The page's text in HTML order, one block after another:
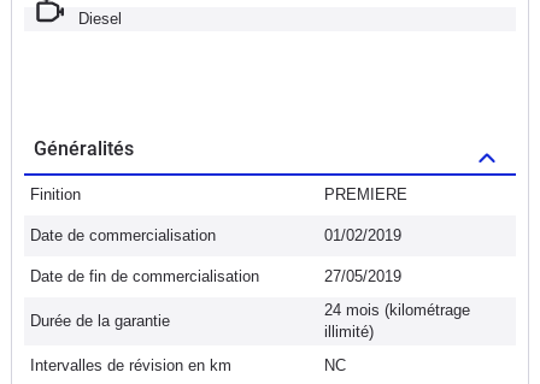
Diesel
Généralités
Finition PREMIERE
Date de commercialisation 01/02/2019
Date de fin de commercialisation 27/05/2019
Durée de la garantie
24 mois (kilométrage
illimité)
Intervalles de révision en km
NC